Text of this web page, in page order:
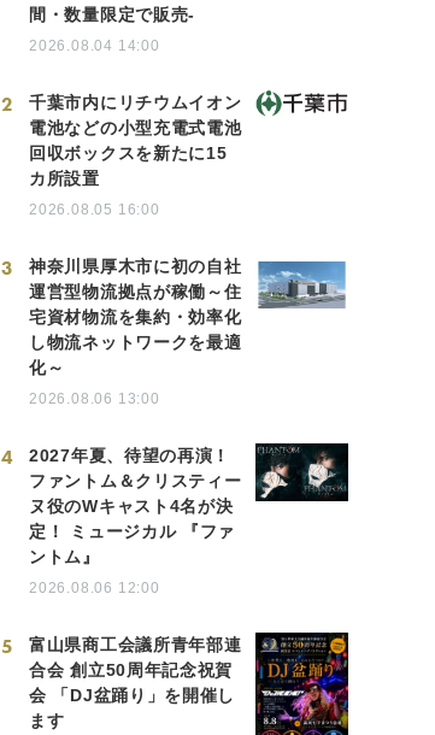
間・数量限定で販売-
2026.08.04 14:00
2
千葉市内にリチウムイオン
電池などの小型充電式電池
回収ボックスを新たに15
カ所設置
2026.08.05 16:00
3
神奈川県厚木市に初の自社
運営型物流拠点が稼働～住
宅資材物流を集約・効率化
し物流ネットワークを最適
化～
2026.08.06 13:00
4
2027年夏、待望の再演！
ファントム＆クリスティー
ヌ役のWキャスト4名が決
定！ ミュージカル 『ファ
ントム』
2026.08.06 12:00
5
富山県商工会議所青年部連
合会 創立50周年記念祝賀
会 「DJ盆踊り」を開催し
ます